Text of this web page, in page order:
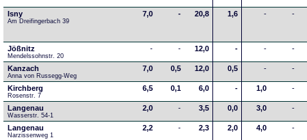
Isny
Am Dreifingerbach 39
7,0 - 20,8 1,6 - -
Jößnitz
Mendelssohnstr. 20
- - 12,0 - - -
Kanzach
Anna von Russegg-Weg
7,0 0,5 12,0 0,5 - -
Kirchberg
Rosenstr. 7
6,5 0,1 6,0 - 1,0 -
Langenau
Wasserstr. 54-1
2,0 - 3,5 0,0 3,0 -
Langenau
Narzissenweg 1
2,2 - 2,3 2,0 4,0 -